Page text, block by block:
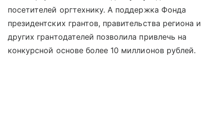
посетителей оргтехнику. А поддержка Фонда
президентских грантов, правительства региона и
других грантодателей позволила привлечь на
конкурсной основе более 10 миллионов рублей.